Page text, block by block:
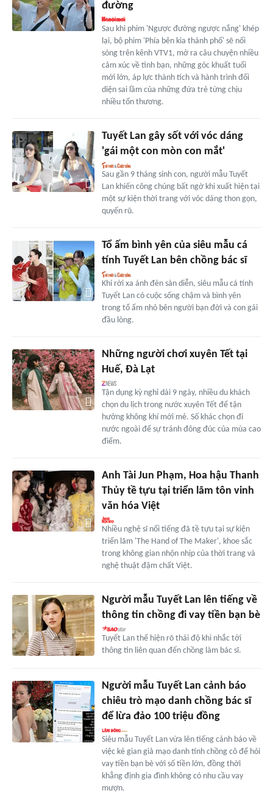
đường
Sau khi phim 'Ngược đường ngược nắng' khép
lại, bộ phim 'Phía bên kia thành phố' sẽ nối
sóng trên kênh VTV1, mở ra câu chuyện nhiều
cảm xúc về tình bạn, những góc khuất tuổi
mới lớn, áp lực thành tích và hành trình đối
diện sai lầm của những đứa trẻ từng chịu
nhiều tổn thương.
Tuyết Lan gây sốt với vóc dáng
'gái một con mòn con mắt'
Sau gần 9 tháng sinh con, người mẫu Tuyết
Lan khiến công chúng bất ngờ khi xuất hiện tại
một sự kiện thời trang với vóc dáng thon gọn,
quyến rũ.
Tổ ấm bình yên của siêu mẫu cá
tính Tuyết Lan bên chồng bác sĩ
Khi rời xa ánh đèn sàn diễn, siêu mẫu cá tính
Tuyết Lan có cuộc sống chậm và bình yên
trong tổ ấm nhỏ bên người bạn đời và con gái
đầu lòng.
Những người chơi xuyên Tết tại
Huế, Đà Lạt
Tận dụng kỳ nghỉ dài 9 ngày, nhiều du khách
chọn du lịch trong nước xuyên Tết để tận
hưởng không khí mới mẻ. Số khác chọn đi
nước ngoài để sự tránh đông đúc của mùa cao
điểm.
Anh Tài Jun Phạm, Hoa hậu Thanh
Thủy tề tựu tại triển lãm tôn vinh
văn hóa Việt
Nhiều nghệ sĩ nổi tiếng đã tề tựu tại sự kiện
triển lãm 'The Hand of The Maker', khoe sắc
trong không gian nhộn nhịp của thời trang và
nghệ thuật đậm chất Việt.
Người mẫu Tuyết Lan lên tiếng về
thông tin chồng đi vay tiền bạn bè
Tuyết Lan thể hiện rõ thái độ khi nhắc tới
thông tin liên quan đến chồng làm bác sĩ.
Người mẫu Tuyết Lan cảnh báo
chiêu trò mạo danh chồng bác sĩ
để lừa đảo 100 triệu đồng
Siêu mẫu Tuyết Lan vừa lên tiếng cảnh báo về
việc kẻ gian giả mạo danh tính chồng cô để hỏi
vay tiền bạn bè với số tiền lớn, đồng thời
khẳng định gia đình không có nhu cầu vay
mượn.